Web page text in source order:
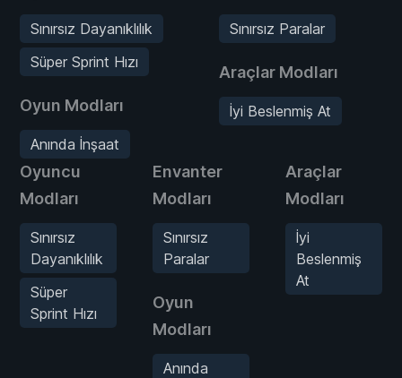
Sınırsız Dayanıklılık
Süper Sprint Hızı
Oyun Modları
Anında İnşaat
Sınırsız Paralar
Araçlar Modları
İyi Beslenmiş At
Oyuncu
Modları
Sınırsız
Dayanıklılık
Süper
Sprint Hızı
Envanter
Modları
Sınırsız
Paralar
Oyun
Modları
Anında
Araçlar
Modları
İyi
Beslenmiş
At